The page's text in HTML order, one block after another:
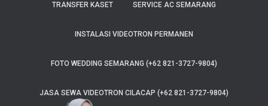
TRANSFER KASET SERVICE AC SEMARANG
INSTALASI VIDEOTRON PERMANEN
FOTO WEDDING SEMARANG (+62 821-3727-9804)
JASA SEWA VIDEOTRON CILACAP (+62 821-3727-9804)